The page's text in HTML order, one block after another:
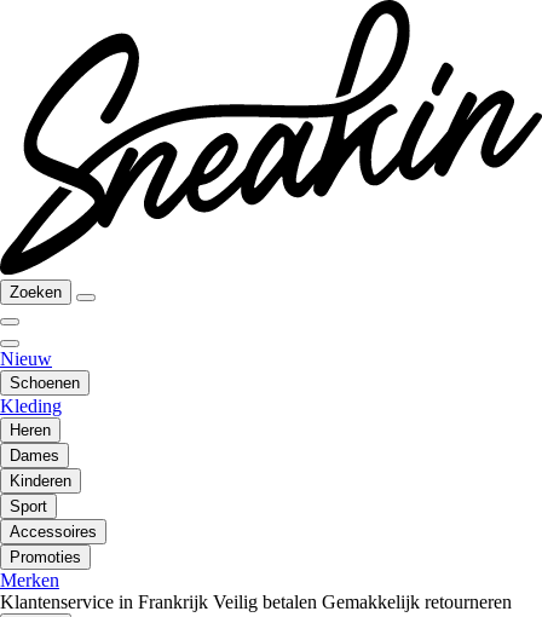
Zoeken
Nieuw
Schoenen
Kleding
Heren
Dames
Kinderen
Sport
Accessoires
Promoties
Merken
Klantenservice in Frankrijk Veilig betalen Gemakkelijk retourneren